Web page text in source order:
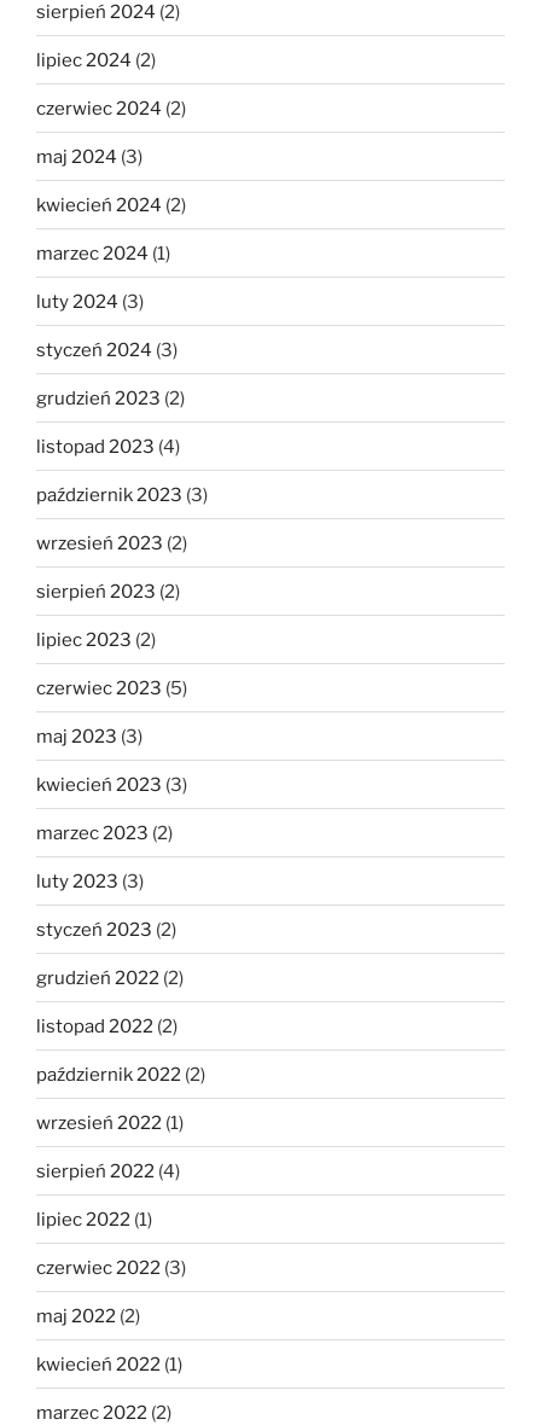
sierpień 2024 (2)
lipiec 2024 (2)
czerwiec 2024 (2)
maj 2024 (3)
kwiecień 2024 (2)
marzec 2024 (1)
luty 2024 (3)
styczeń 2024 (3)
grudzień 2023 (2)
listopad 2023 (4)
październik 2023 (3)
wrzesień 2023 (2)
sierpień 2023 (2)
lipiec 2023 (2)
czerwiec 2023 (5)
maj 2023 (3)
kwiecień 2023 (3)
marzec 2023 (2)
luty 2023 (3)
styczeń 2023 (2)
grudzień 2022 (2)
listopad 2022 (2)
październik 2022 (2)
wrzesień 2022 (1)
sierpień 2022 (4)
lipiec 2022 (1)
czerwiec 2022 (3)
maj 2022 (2)
kwiecień 2022 (1)
marzec 2022 (2)